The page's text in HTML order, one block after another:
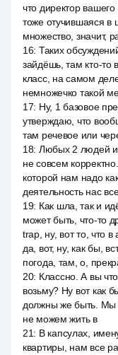
что директор
тоже отучившаяся в
множество, значит,
16: Таких
зайдёшь, там кто-то
класс, на самом
немножечко такой
17: Ну, 1 базовое
утверждаю, что
там речевое или
18: Любых 2 людей
не совсем
которой нам надо
деятельность нас
19: Как шла, так и
может быть, что-то
trap, ну, вот то, что
да, вот, ну, как бы,
погода, там, о,
20: Классно. А вы
возьму? Ну вот как
должны же быть. Мы
не можем жить в
21: В капсулах,
квартиры, нам все